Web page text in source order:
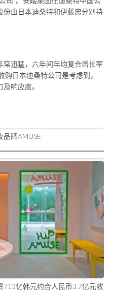
份由日本迪桑特和伊藤忠分别持
迅猛，六年间年均复合增长率
日本迪桑特公司是考虑到，
响应度。
牌AMUSE
亿韩元约合人民币3.7亿元收